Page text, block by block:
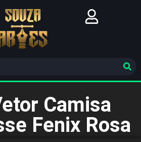
Camisa
Fenix Rosa